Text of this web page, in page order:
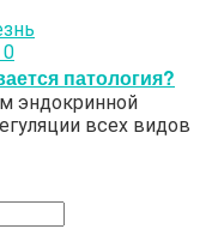
0
патология?
эндокринной
всех видов